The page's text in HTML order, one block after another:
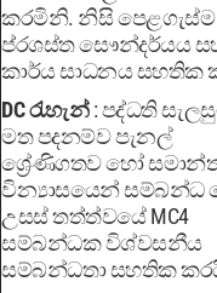
කරමිනි. නිසි පෙළගැස්ම
ප්රශස්ත සෞන්දර්යය
කාර්ය සාධනය සහතික
DC රැහැන්: පද්ධති
මත පදනම්ව පැනල්
ශ්‍රේණිගතව හෝ
වින්‍යාසයෙන් සම්බන්ධ
උසස් තත්ත්වයේ MC4
සම්බන්ධක විශ්වසනීය
සම්බන්ධතා සහතික